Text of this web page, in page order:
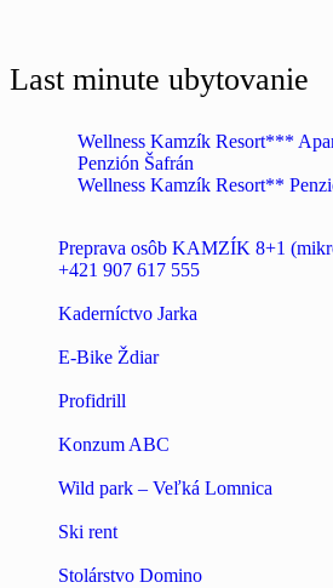
Last minute ubytovanie
Wellness Kamzík Resort***
Penzión Šafrán
Wellness Kamzík Resort**
Preprava osôb KAMZÍK 8+1
+421 907 617 555
Kaderníctvo Jarka
E-Bike Ždiar
Profidrill
Konzum ABC
Wild park – Veľká Lomnica
Ski rent
Stolárstvo Domino